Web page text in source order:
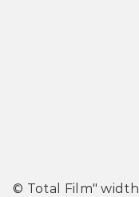
© Total Film"